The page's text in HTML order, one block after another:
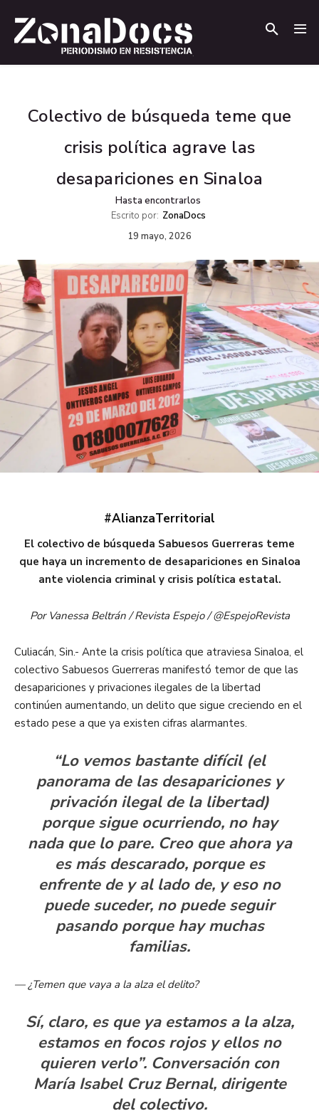
Colectivo de búsqueda teme que
crisis política agrave las
desapariciones en Sinaloa
Hasta encontrarlos
Escrito por: ZonaDocs
19 mayo, 2026
#AlianzaTerritorial
El colectivo de búsqueda Sabuesos Guerreras teme
que haya un incremento de desapariciones en Sinaloa
ante violencia criminal y crisis política estatal.
Por Vanessa Beltrán / Revista Espejo / @EspejoRevista
Culiacán, Sin.- Ante la crisis política que atraviesa Sinaloa, el
colectivo Sabuesos Guerreras manifestó temor de que las
desapariciones y privaciones ilegales de la libertad
continúen aumentando, un delito que sigue creciendo en el
estado pese a que ya existen cifras alarmantes.
“Lo vemos bastante difícil (el
panorama de las desapariciones y
privación ilegal de la libertad)
porque sigue ocurriendo, no hay
nada que lo pare. Creo que ahora ya
es más descarado, porque es
enfrente de y al lado de, y eso no
puede suceder, no puede seguir
pasando porque hay muchas
familias.
— ¿Temen que vaya a la alza el delito?
Sí, claro, es que ya estamos a la alza,
estamos en focos rojos y ellos no
quieren verlo”. Conversación con
María Isabel Cruz Bernal, dirigente
del colectivo.